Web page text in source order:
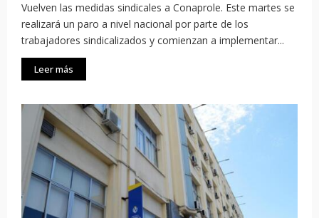
Vuelven las medidas sindicales a Conaprole. Este martes se
realizará un paro a nivel nacional por parte de los
trabajadores sindicalizados y comienzan a implementar...
Leer más